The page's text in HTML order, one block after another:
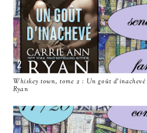
Whiskey town, tome 2 : Un goût
Ryan